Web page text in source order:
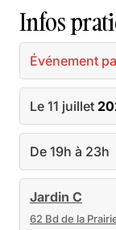
Infos
Événement
Le 11 juillet
De 19h à 23h
Jardin C
62 Bd de la